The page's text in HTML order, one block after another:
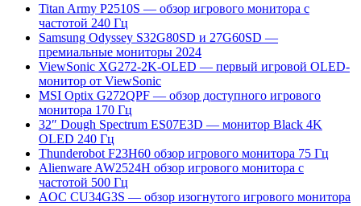
Titan Army P2510S — обзор игрового монитора с
частотой 240 Гц
Samsung Odyssey S32G80SD и 27G60SD —
премиальные мониторы 2024
ViewSonic XG272-2K-OLED — первый игровой OLED-
монитор от ViewSonic
MSI Optix G272QPF — обзор доступного игрового
монитора 170 Гц
32″ Dough Spectrum ES07E3D — монитор Black 4K
OLED 240 Гц
Thunderobot F23H60 обзор игрового монитора 75 Гц
Alienware AW2524H обзор игрового монитора с
частотой 500 Гц
AOC CU34G3S — обзор изогнутого игрового монитора